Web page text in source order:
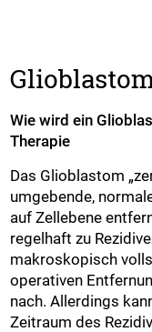
Wie wird ein
Therapie
Das Glioblastom
umgebende,
auf Zellebene
regelhaft zu
makroskopisch
operativen
nach. Allerdings
Zeitraum des